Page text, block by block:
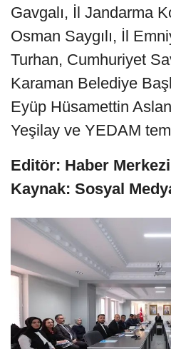
Gavgalı, İl Jandarma
Osman Saygılı, İl
Turhan, Cumhuriyet
Karaman Belediye
Eyüp Hüsamettin
Yeşilay ve YEDAM
Editör: Haber Merkezi
Kaynak: Sosyal